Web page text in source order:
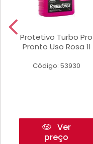
Protetivo Turbo Pro
Pronto Uso Rosa 1l
Código: 53930
Ver
preço